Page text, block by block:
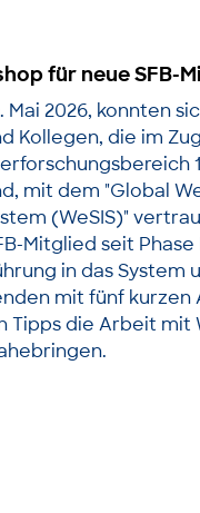
für neue SFB-
Mai 2026, konnten
Kollegen, die im
mit dem "Global
(WeSIS)"
Mitglied seit Phase
in das System
mit fünf kurzen
Tipps die Arbeit mit